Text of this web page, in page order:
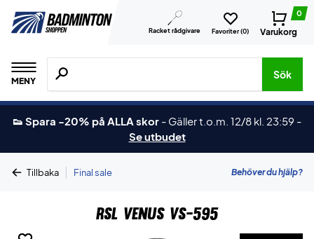
Racket rådgivare Favoriter (0)
0
Varukorg
MENY
Sök efter produkter, märken osv.
Sök
👟 Spara -20% på ALLA skor - Gäller t.o.m. 12/8 kl. 23:59 -
Se utbudet
Tillbaka | Final sale Behöver du hjälp?
RSL Venus VS-595